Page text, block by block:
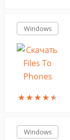
Windows
★★★★★
★★★★★
Windows